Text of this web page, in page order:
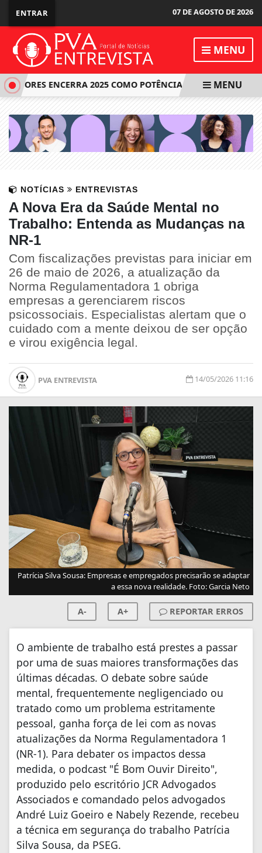
ENTRAR 07 DE AGOSTO DE 2026
MENU
ENCERRA 2025 COMO POTÊNCIA DO JIU-JITSU:MENU
NOTÍCIAS ENTREVISTAS
A Nova Era da Saúde Mental no
Trabalho: Entenda as Mudanças na
NR-1
Com fiscalizações previstas para iniciar em
26 de maio de 2026, a atualização da
Norma Regulamentadora 1 obriga
empresas a gerenciarem riscos
psicossociais. Especialistas alertam que o
cuidado com a mente deixou de ser opção
e virou exigência legal.
PVA ENTREVISTA 14/05/2026 11:16
Patrícia Silva Sousa: Empresas e empregados precisarão se adaptar
a essa nova realidade. Foto: Garcia Neto
A- A+ REPORTAR ERROS
O ambiente de trabalho está prestes a passar
por uma de suas maiores transformações das
últimas décadas. O debate sobre saúde
mental, frequentemente negligenciado ou
tratado como um problema estritamente
pessoal, ganha força de lei com as novas
atualizações da Norma Regulamentadora 1
(NR-1). Para debater os impactos dessa
medida, o podcast "É Bom Ouvir Direito",
produzido pelo escritório JCR Advogados
Associados e comandado pelos advogados
André Luiz Goeiro e Nabely Rezende, recebeu
a técnica em segurança do trabalho Patrícia
Silva Sousa, da PSEG.